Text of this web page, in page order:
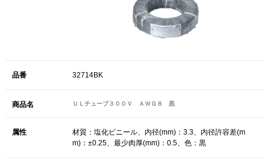
32714BK
ＵＬチューブ３００Ｖ ＡＷＧ８ 黒
材質：塩化ビニール、内径(mm)：3.3、内径許容差(m
m)：±0.25、最少肉厚(mm)：0.5、色：黒